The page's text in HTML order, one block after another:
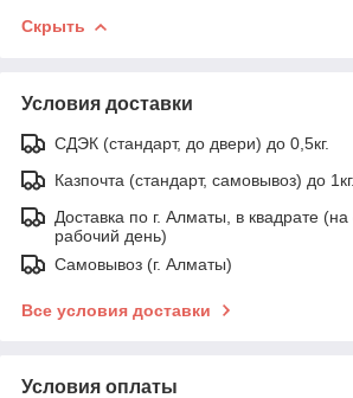
Скрыть
Условия доставки
СДЭК (стандарт, до двери) до 0,5кг.
Казпочта (стандарт, самовывоз) до 1кг.
Доставка по г. Алматы, в квадрате
рабочий день)
Самовывоз (г. Алматы)
Все условия доставки
Условия оплаты